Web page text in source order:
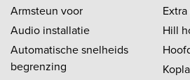
Armsteun voor
Audio installatie
Automatische snelheids
begrenzing
Hill